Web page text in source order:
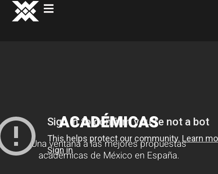
ACADÉMICAS
Una ventana a las mejores propuestas
académicas de México en España.